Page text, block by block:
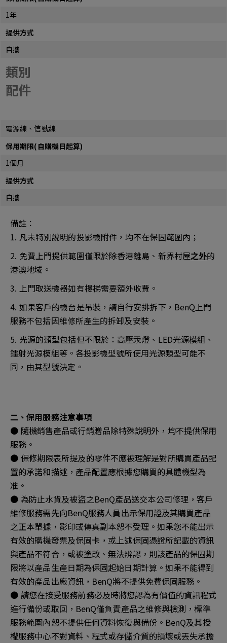
1年
提供方式
自攜
類別
配件
電源線、信號線
保用期限(自購機日起算)
1個月
提供方式
自攜
備註：
1. 凡未特別說明的投影機附件，均不在保固範圍內；
2. 免費上門提供範圍僅限於除香港離島、新界村屋之外的
港澳地域。
3. 上門取送機器如有樓梯需要額外收費。
4. 如果客戶的機台是吊裝，請自行安排拆下，BenQ上門
服務不包括因維修所產生的拆卸及安裝。
5. 光源的類型包括但不限於：高壓汞燈、LED光源模組、
鐳射光源模組等。各投影機型號所使用光源類型可能不
同，由其型號決定。
二、保用服務注意事項
● 隨機銷售產品或行銷贈品除特殊說明外，均不提供保用
服務。
● 保修期限表所提及的零件不應被理解是對所購買產品配
置的承諾和描述，產品配置應根據您購買的具體機型為
准。
● 為防止水貨及被盜之BenQ產品送交本公司修理，客戶
維修服務需先向BenQ服務人員出示保用證及其購買產品
之正本單據，影印或傳真副本恕不受理。如果您不能出示
有效的購機發票及保固卡，或上述保固憑證所記載的資訊
與產品不符合，或被塗改、無法辨認，則該產品的保固期
限將以產品生產日期為保固起始日期計算。如果不能得到
有效的產品出廠資訊，BenQ將不提供免費保固服務。
● 請您在接受服務前務必及時將您認為有價值的資訊程式
進行備份或取回，BenQ僅負責產品之維修與檢測，標準
服務範圍內恕不提供任何資料恢復與備份。BenQ及其授
權服務中心不對資料、程式或存儲介質的損壞或丟失承擔